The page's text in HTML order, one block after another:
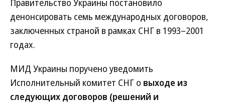
Правительство Украины постановило
денонсировать семь международных договоров,
заключенных страной в рамках СНГ в 1993–2001
годах.
МИД Украины поручено уведомить
Исполнительный комитет СНГ о выходе из
следующих договоров (решений и